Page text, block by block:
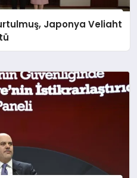
Japonya Veliaht